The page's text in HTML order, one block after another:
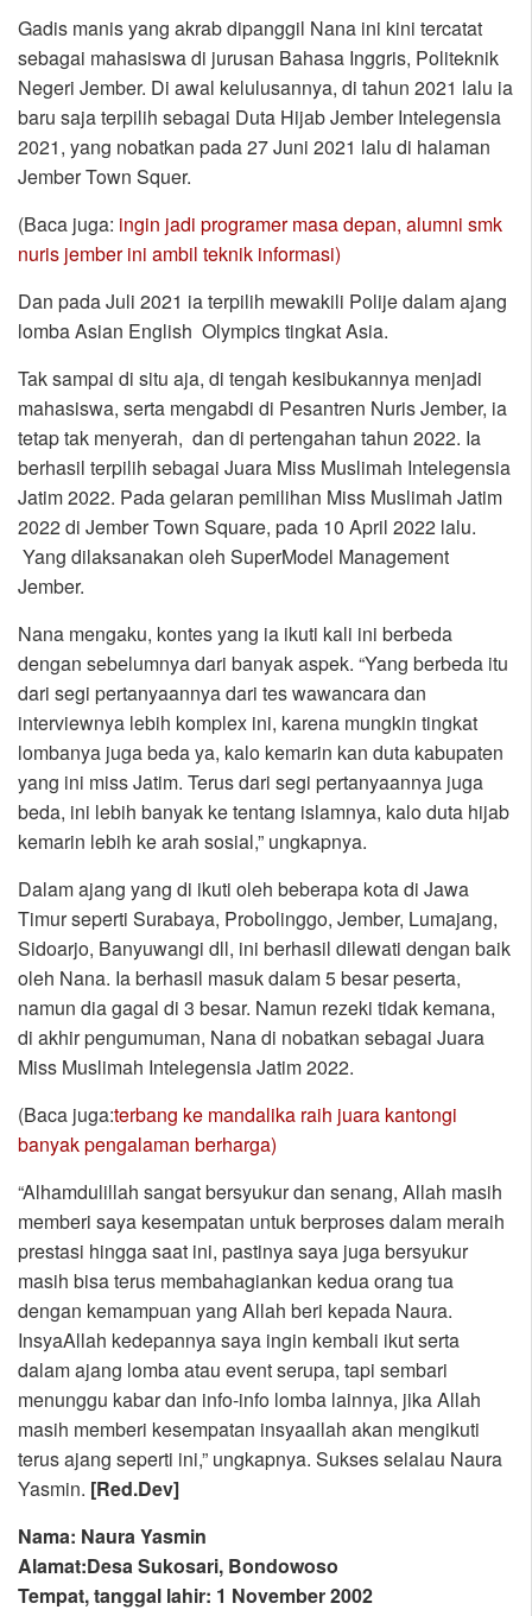
Gadis manis yang akrab dipanggil Nana ini kini tercatat
sebagai mahasiswa di jurusan Bahasa Inggris, Politeknik
Negeri Jember. Di awal kelulusannya, di tahun 2021 lalu ia
baru saja terpilih sebagai Duta Hijab Jember Intelegensia
2021, yang nobatkan pada 27 Juni 2021 lalu di halaman
Jember Town Squer.
(Baca juga: ingin jadi programer masa depan, alumni smk
nuris jember ini ambil teknik informasi)
Dan pada Juli 2021 ia terpilih mewakili Polije dalam ajang
lomba Asian English Olympics tingkat Asia.
Tak sampai di situ aja, di tengah kesibukannya menjadi
mahasiswa, serta mengabdi di Pesantren Nuris Jember, ia
tetap tak menyerah, dan di pertengahan tahun 2022. Ia
berhasil terpilih sebagai Juara Miss Muslimah Intelegensia
Jatim 2022. Pada gelaran pemilihan Miss Muslimah Jatim
2022 di Jember Town Square, pada 10 April 2022 lalu.
Yang dilaksanakan oleh SuperModel Management
Jember.
Nana mengaku, kontes yang ia ikuti kali ini berbeda
dengan sebelumnya dari banyak aspek. “Yang berbeda itu
dari segi pertanyaannya dari tes wawancara dan
interviewnya lebih komplex ini, karena mungkin tingkat
lombanya juga beda ya, kalo kemarin kan duta kabupaten
yang ini miss Jatim. Terus dari segi pertanyaannya juga
beda, ini lebih banyak ke tentang islamnya, kalo duta hijab
kemarin lebih ke arah sosial,” ungkapnya.
Dalam ajang yang di ikuti oleh beberapa kota di Jawa
Timur seperti Surabaya, Probolinggo, Jember, Lumajang,
Sidoarjo, Banyuwangi dll, ini berhasil dilewati dengan baik
oleh Nana. Ia berhasil masuk dalam 5 besar peserta,
namun dia gagal di 3 besar. Namun rezeki tidak kemana,
di akhir pengumuman, Nana di nobatkan sebagai Juara
Miss Muslimah Intelegensia Jatim 2022.
(Baca juga:terbang ke mandalika raih juara kantongi
banyak pengalaman berharga)
“Alhamdulillah sangat bersyukur dan senang, Allah masih
memberi saya kesempatan untuk berproses dalam meraih
prestasi hingga saat ini, pastinya saya juga bersyukur
masih bisa terus membahagiankan kedua orang tua
dengan kemampuan yang Allah beri kepada Naura.
InsyaAllah kedepannya saya ingin kembali ikut serta
dalam ajang lomba atau event serupa, tapi sembari
menunggu kabar dan info-info lomba lainnya, jika Allah
masih memberi kesempatan insyaallah akan mengikuti
terus ajang seperti ini,” ungkapnya. Sukses selalau Naura
Yasmin. [Red.Dev]
Nama: Naura Yasmin
Alamat:Desa Sukosari, Bondowoso
Tempat, tanggal lahir: 1 November 2002